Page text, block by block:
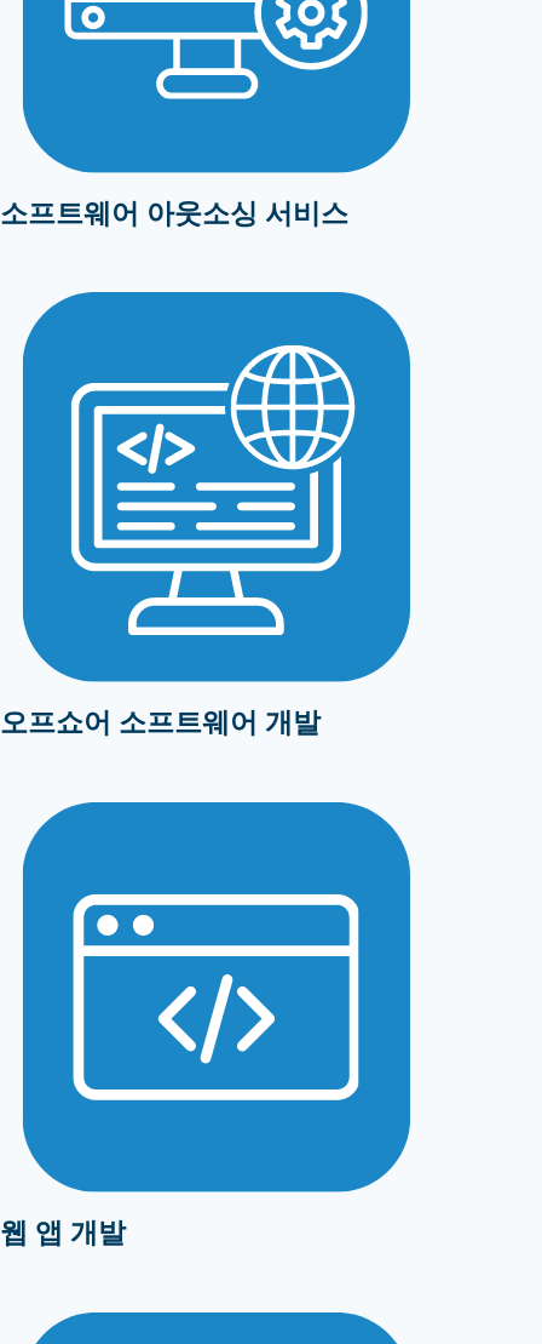
소프트웨어 아웃소싱 서비스
오프쇼어 소프트웨어 개발
웹 앱 개발